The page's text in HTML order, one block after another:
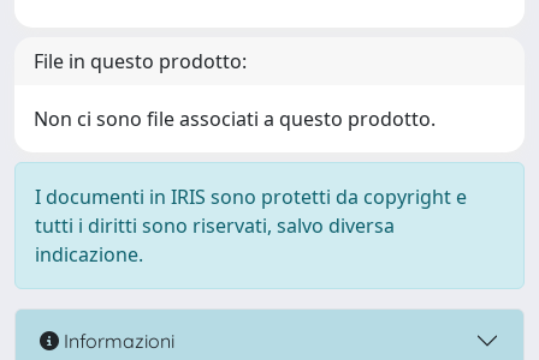
File in questo prodotto:
Non ci sono file associati a questo prodotto.
I documenti in IRIS sono protetti da copyright e
tutti i diritti sono riservati, salvo diversa
indicazione.
Informazioni